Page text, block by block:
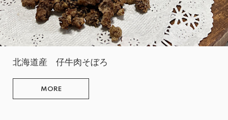
北海道産 仔牛肉そぼろ
MORE